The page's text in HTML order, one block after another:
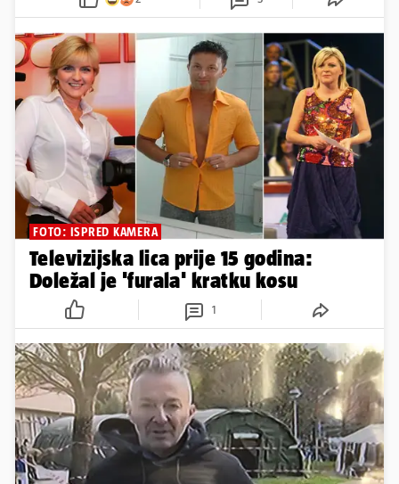
FOTO: ISPRED KAMERA
Televizijska lica prije 15 godina:
Doležal je 'furala' kratku kosu
1